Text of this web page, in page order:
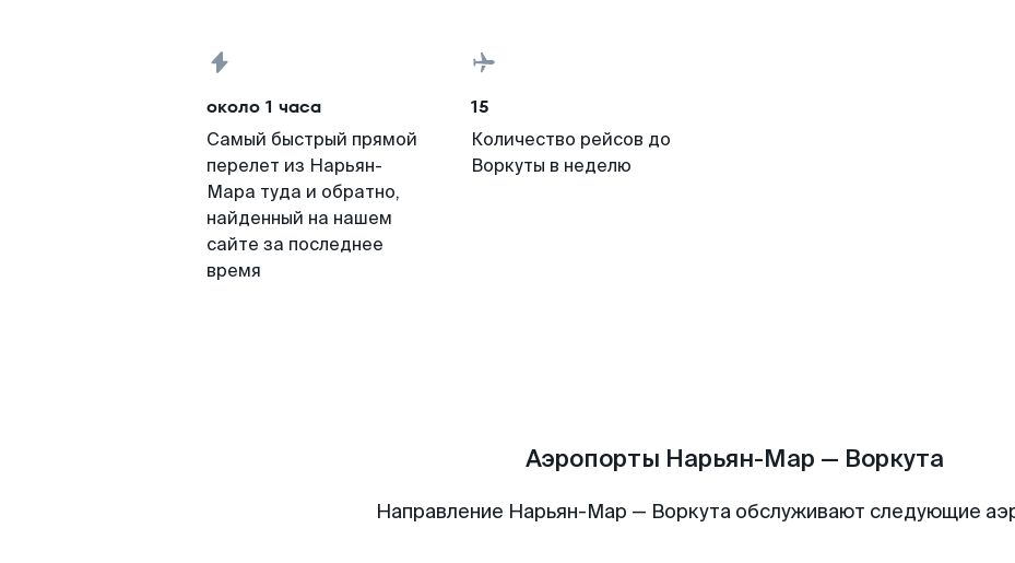
около 1 часа
Самый быстрый прямой
перелет из Нарьян-
Мара туда и обратно,
найденный на нашем
сайте за последнее
время
15
Количество рейсов до
Воркуты в неделю
Аэропорты Нарьян-Мар — Воркута
Направление Нарьян-Мар — Воркута обслуживают следующие